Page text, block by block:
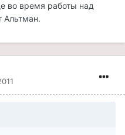
во время работы над
Альтман.